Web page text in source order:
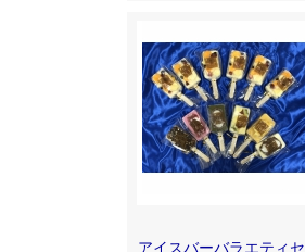
アイスバーバラエティ